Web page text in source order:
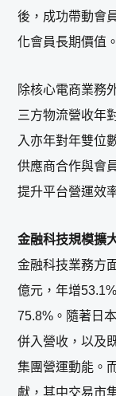
後，成功帶動會
化會員長期價值。
除核心電商業務
三方物流營收年
入亦年對年雙位
供應商合作與會
提升平台營運效
金融科技規模擴
金融科技業務方
億元，年增
75.8%。隨著日
併入營收，以及
集團營運動能。
獻，其中交易市